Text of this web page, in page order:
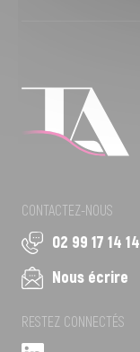
CONTACTEZ-NOUS
02 99 17 14 14
Nous écrire
RESTEZ CONNECTÉS